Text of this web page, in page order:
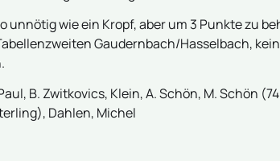
unnötig wie ein Kropf, aber um 3 Punkte zu
Gaudernbach/Hasselbach,
B. Zwitkovics, Klein, A. Schön, M. Schön
Dahlen, Michel